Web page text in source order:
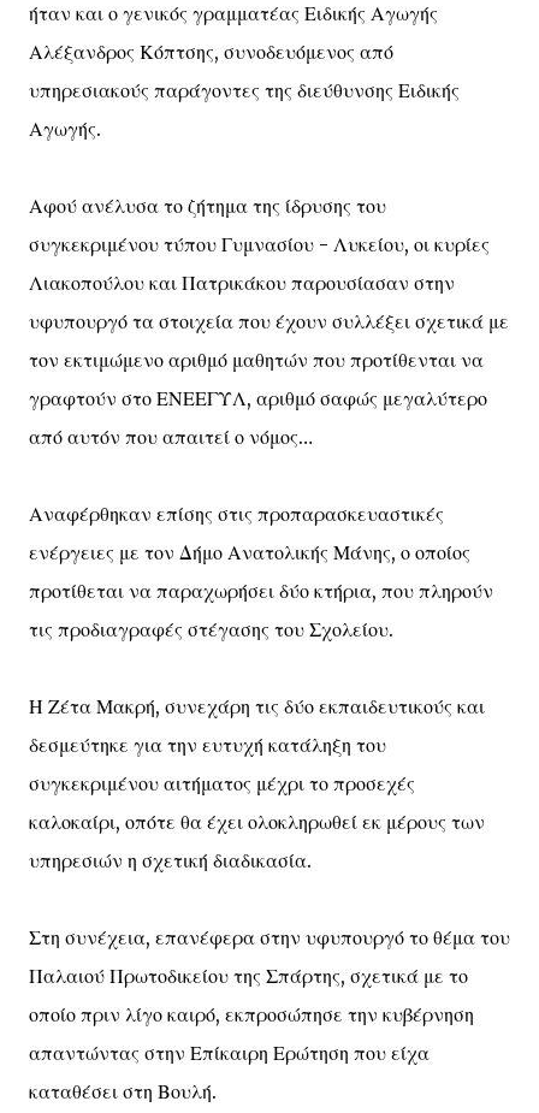
ήταν και ο γενικός γραμματέας Ειδικής Αγωγής
Αλέξανδρος Κόπτσης, συνοδευόμενος από
υπηρεσιακούς παράγοντες της διεύθυνσης Ειδικής
Αγωγής.
Αφού ανέλυσα το ζήτημα της ίδρυσης του
συγκεκριμένου τύπου Γυμνασίου - Λυκείου, οι κυρίες
Λιακοπούλου και Πατρικάκου παρουσίασαν στην
υφυπουργό τα στοιχεία που έχουν συλλέξει σχετικά με
τον εκτιμώμενο αριθμό μαθητών που προτίθενται να
γραφτούν στο ΕΝΕΕΓΥΛ, αριθμό σαφώς μεγαλύτερο
από αυτόν που απαιτεί ο νόμος…
Αναφέρθηκαν επίσης στις προπαρασκευαστικές
ενέργειες με τον Δήμο Ανατολικής Μάνης, ο οποίος
προτίθεται να παραχωρήσει δύο κτήρια, που πληρούν
τις προδιαγραφές στέγασης του Σχολείου.
Η Ζέτα Μακρή, συνεχάρη τις δύο εκπαιδευτικούς και
δεσμεύτηκε για την ευτυχή κατάληξη του
συγκεκριμένου αιτήματος μέχρι το προσεχές
καλοκαίρι, οπότε θα έχει ολοκληρωθεί εκ μέρους των
υπηρεσιών η σχετική διαδικασία.
Στη συνέχεια, επανέφερα στην υφυπουργό το θέμα του
Παλαιού Πρωτοδικείου της Σπάρτης, σχετικά με το
οποίο πριν λίγο καιρό, εκπροσώπησε την κυβέρνηση
απαντώντας στην Επίκαιρη Ερώτηση που είχα
καταθέσει στη Βουλή.